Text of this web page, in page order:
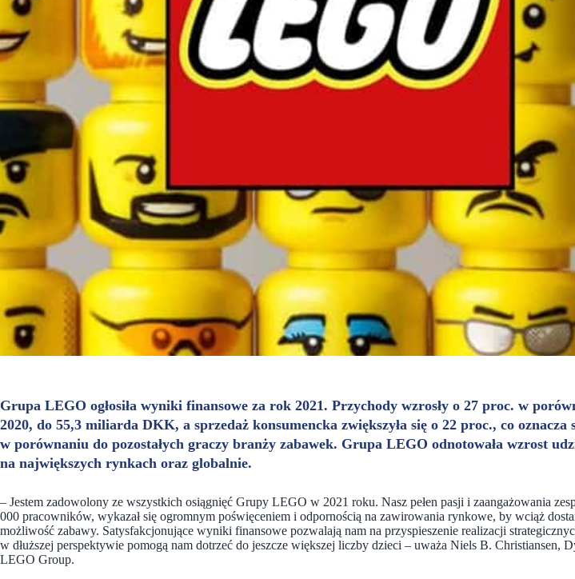
Grupa LEGO ogłosiła wyniki finansowe za rok 2021. Przychody wzrosły o 27 proc. w
2020, do 55,3 miliarda DKK, a sprzedaż konsumencka zwiększyła się o 22 proc., co oznacza
w porównaniu do pozostałych graczy branży zabawek. Grupa LEGO odnotowała wzrost
na największych rynkach oraz globalnie.
– Jestem zadowolony ze wszystkich osiągnięć Grupy LEGO w 2021 roku. Nasz pełen pasji i zaangażowania
000 pracowników, wykazał się ogromnym poświęceniem i odpornością na zawirowania rynkowe, by wciąż
możliwość zabawy. Satysfakcjonujące wyniki finansowe pozwalają nam na przyspieszenie realizacji
w dłuższej perspektywie pomogą nam dotrzeć do jeszcze większej liczby dzieci – uważa Niels B. Christiansen,
LEGO Group.